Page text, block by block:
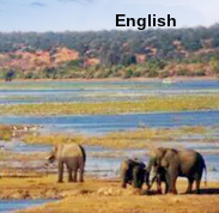
English